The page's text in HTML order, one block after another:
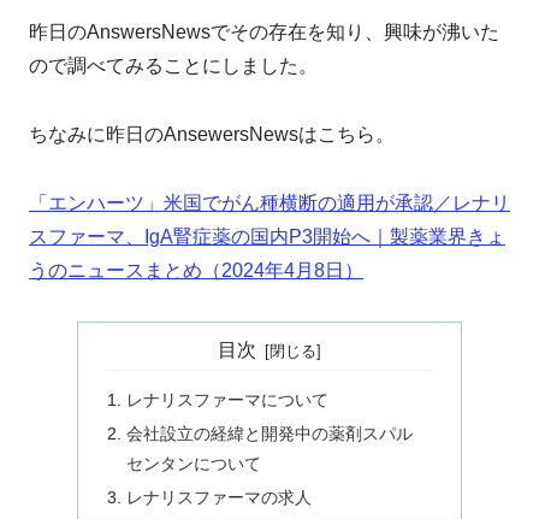
昨日のAnswersNewsでその存在を知り、興味が沸いた
ので調べてみることにしました。
ちなみに昨日のAnsewersNewsはこちら。
「エンハーツ」米国でがん種横断の適用が承認／レナリ
スファーマ、IgA腎症薬の国内P3開始へ｜製薬業界きょ
うのニュースまとめ（2024年4月8日）
目次
レナリスファーマについて
会社設立の経緯と開発中の薬剤スパル
センタンについて
レナリスファーマの求人